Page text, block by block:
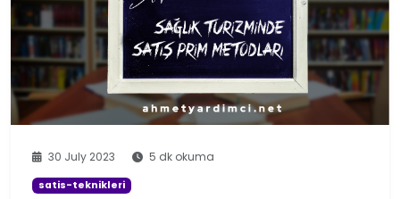
30 July 2023 5 dk okuma
satis-teknikleri